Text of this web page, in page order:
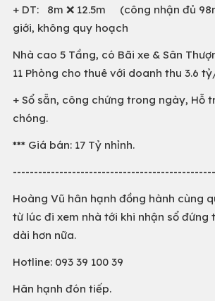
+ DT: 8m ❌ 12.5m (công nhận đủ
giới, không quy hoạch
Nhà cao 5 Tầng, có Bãi xe & Sân
11 Phòng cho thuê với doanh thu 3.6
+ Sổ sẵn, công chứng trong ngày, Hỗ
chóng.
*** Giá bán: 17 Tỷ nhỉnh.
Hoàng Vũ hân hạnh đồng hành cùng
từ lúc đi xem nhà tới khi nhận sổ đứng
dài hơn nữa.
Hotline: 093 39 100 39
Hân hạnh đón tiếp.